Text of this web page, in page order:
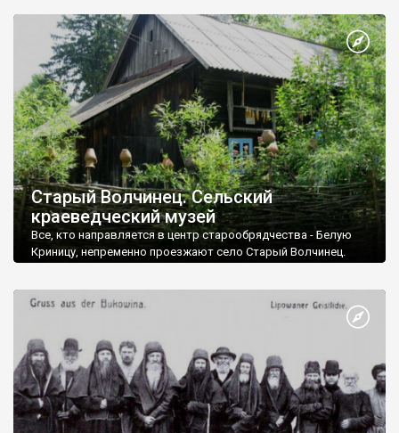
Старый Волчинец. Сельский
краеведческий музей
Все, кто направляется в центр старообрядчества - Белую
Криницу, непременно проезжают село Старый Волчинец.
1780 года его вместе с окрестными селами начинают